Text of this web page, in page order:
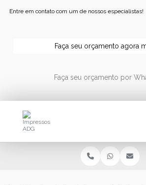
Entre em contato com um de nossos especialistas!
Faça seu orçamento agora
Faça seu orçamento por